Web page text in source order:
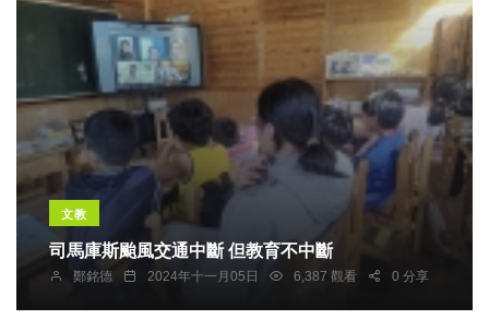
文教
司馬庫斯颱風交通中斷 但教育不中斷
鄭銘德 2024年十一月05日 6,387 觀看 0 分享